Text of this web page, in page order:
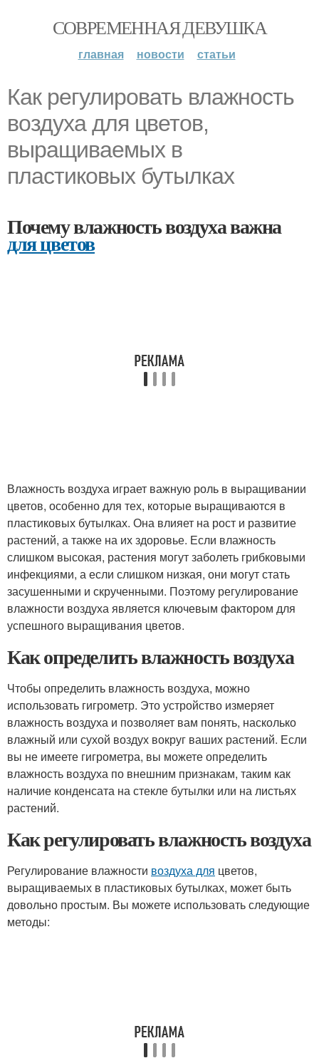
СОВРЕМЕННАЯ ДЕВУШКА
главная новости статьи
Как регулировать влажность
воздуха для цветов,
выращиваемых в
пластиковых бутылках
Почему влажность воздуха важна
для цветов
Влажность воздуха играет важную роль в выращивании
цветов, особенно для тех, которые выращиваются в
пластиковых бутылках. Она влияет на рост и развитие
растений, а также на их здоровье. Если влажность
слишком высокая, растения могут заболеть грибковыми
инфекциями, а если слишком низкая, они могут стать
засушенными и скрученными. Поэтому регулирование
влажности воздуха является ключевым фактором для
успешного выращивания цветов.
Как определить влажность воздуха
Чтобы определить влажность воздуха, можно
использовать гигрометр. Это устройство измеряет
влажность воздуха и позволяет вам понять, насколько
влажный или сухой воздух вокруг ваших растений. Если
вы не имеете гигрометра, вы можете определить
влажность воздуха по внешним признакам, таким как
наличие конденсата на стекле бутылки или на листьях
растений.
Как регулировать влажность воздуха
Регулирование влажности воздуха для цветов,
выращиваемых в пластиковых бутылках, может быть
довольно простым. Вы можете использовать следующие
методы: